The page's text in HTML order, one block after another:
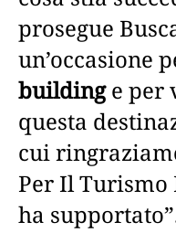
prosegue
un’occasione
buildinge per
questa
cui
Per Il Turismo
ha